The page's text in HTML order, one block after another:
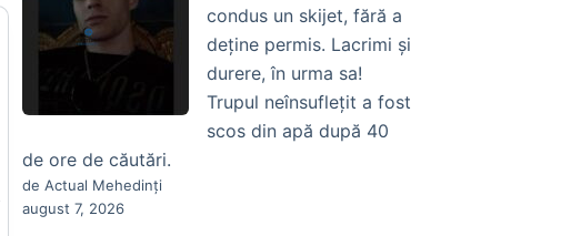
condus un skijet, fără a
deține permis. Lacrimi și
durere, în urma sa!
Trupul neînsuflețit a fost
scos din apă după 40
de ore de căutări.
de Actual Mehedinți
august 7, 2026